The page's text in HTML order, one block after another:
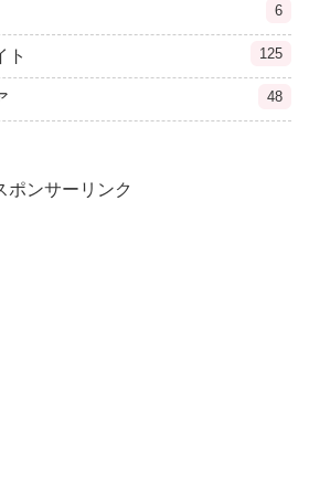
6
ト 125
48
ポンサーリンク